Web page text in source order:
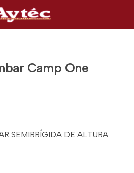
Camp One
SEMIRRÍGIDA DE ALTURA